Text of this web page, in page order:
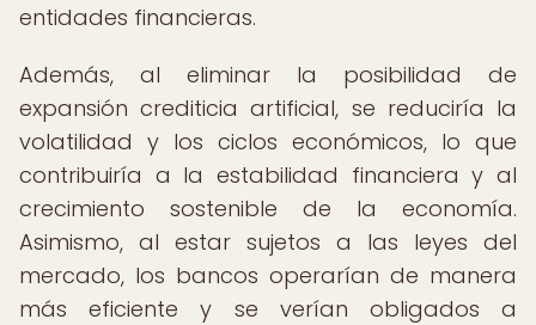
entidades financieras.
Además, al eliminar la posibilidad de
expansión crediticia artificial, se reduciría la
volatilidad y los ciclos económicos, lo que
contribuiría a la estabilidad financiera y al
crecimiento sostenible de la economía.
Asimismo, al estar sujetos a las leyes del
mercado, los bancos operarían de manera
más eficiente y se verían obligados a